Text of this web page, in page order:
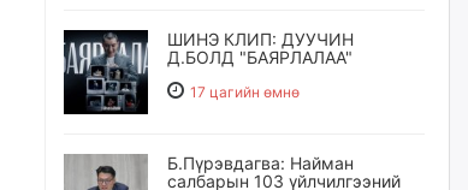
ШИНЭ КЛИП: ДУУЧИН
Д.БОЛД "БАЯРЛАЛАА"
17 цагийн өмнө
Б.Пүрэвдагва: Найман
салбарын 103 үйлчилгээний